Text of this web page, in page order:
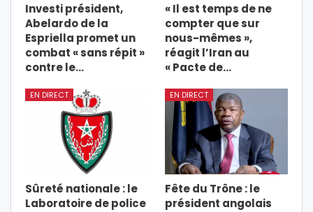
Investi président,
Abelardo de la
Espriella promet un
combat « sans répit »
contre le…
« Il est temps de ne
compter que sur
nous-mêmes »,
réagit l’Iran au
« Pacte de…
EN DIRECT
Sûreté nationale : le
Laboratoire de police
EN DIRECT
Fête du Trône : le
président angolais